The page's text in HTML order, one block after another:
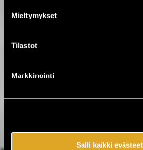
Mieltymykset
Tilastot
Markkinointi
Salli kaikki evästeet
Eerikinkatu 36
00180 Helsinki